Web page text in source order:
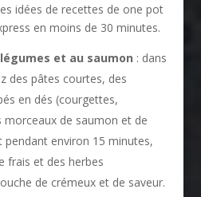
idées de recettes de one pot
en moins de 30 minutes.
et au saumon : dans
des pâtes courtes, des
en dés (courgettes,
de saumon et de
pendant environ 15 minutes,
frais et des herbes
de crémeux et de saveur.